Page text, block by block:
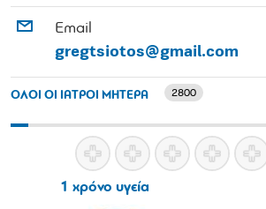
Email
gregtsiotos@gmail.com
ΟΛΟΙ ΟΙ ΙΑΤΡΟΙ ΜΗΤΕΡΑ 2800
1 χρόνο υγεία